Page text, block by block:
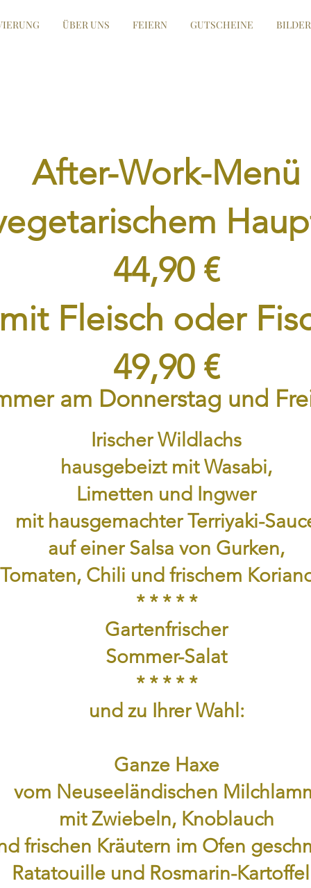
ÜBER UNS FEIERN GUTSCHEINE
After-Work-Menü
44,90 €
Fleisch oder
49,90 €
am Donnerstag und
Irischer Wildlachs
hausgebeizt mit Wasabi,
Limetten und Ingwer
mit hausgemachter Terriyaki-
auf einer Salsa von Gurken,
Tomaten, Chili und frischem
* * * * *
Gartenfrischer
Sommer-Salat
* * * * *
und zu Ihrer Wahl:
Ganze Haxe
vom Neuseeländischen
mit Zwiebeln, Knoblauch
frischen Kräutern im Ofen
Ratatouille und Rosmarin-